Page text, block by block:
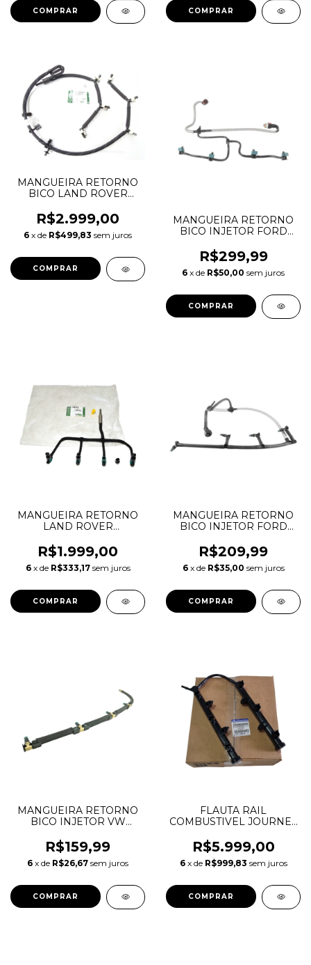
MANGUEIRA RETORNO
BICO LAND ROVER
ROVER SPORT 3.0 TDV6
LR032107
R$2.999,00
6 x de R$499,83 sem juros
MANGUEIRA RETORNO
BICO INJETOR FORD
8C1Q9K022AC
R$299,99
6 x de R$50,00 sem juros
MANGUEIRA RETORNO
LAND ROVER
2.2 LR021915 LR051528
C2S52474
R$1.999,00
6 x de R$333,17 sem juros
MANGUEIRA RETORNO
BICO INJETOR FORD
BK3Q9K022AG
R$209,99
6 x de R$35,00 sem juros
MANGUEIRA RETORNO
BICO INJETOR VW
03L130235AD
R$159,99
6 x de R$26,67 sem juros
FLAUTA RAIL
COMBUSTIVEL JOURNEY
DURANGO WRANGLER
MOPAR 3.6 V6
PENTASTAR 53034198AC
R$5.999,00
6 x de R$999,83 sem juros